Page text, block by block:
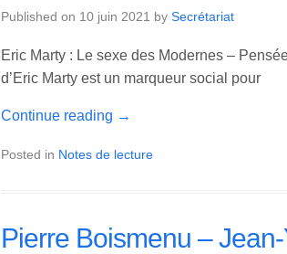
Published on 10 juin 2021 by Secrétariat
Eric Marty : Le sexe des Modernes –
d’Eric Marty est un marqueur social pour
Continue reading →
Posted in Notes de lecture
Pierre Boismenu –